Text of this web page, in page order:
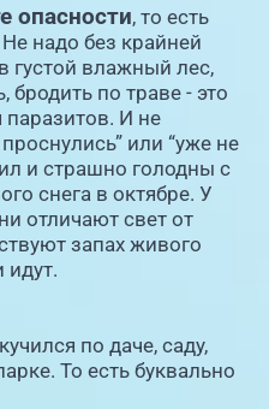
опасности, то есть
надо без крайней
густой влажный лес,
бродить по траве - это
И не
или “уже не
и страшно голодны с
снега в октябре. У
отличают свет от
запах живого
идут.
по даче, саду,
То есть буквально